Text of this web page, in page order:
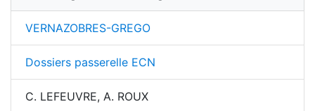
VERNAZOBRES-GREGO
Dossiers passerelle ECN
C. LEFEUVRE, A. ROUX